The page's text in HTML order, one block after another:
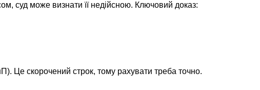
суд може визнати її недійсною. Ключовий доказ:
Це скорочений строк, тому рахувати треба точно.